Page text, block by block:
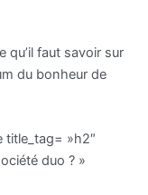
faut savoir sur
du bonheur de
»h2″
duo ? »